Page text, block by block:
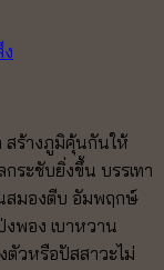
สร้างภูมิคุ้นกันให้
ระชับยิ่งขึ้น บรรเทา
นสมองตีบ อัมพฤกษ์
พอง เบาหวาน
วหรือปัสสาวะไม่